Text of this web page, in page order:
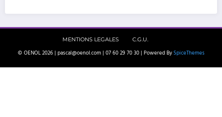
MENTIONS LEGALES C.G.U.
© OENOL 2026 | pascal@oenol.com | 07 60 29 70 30 | Powered By SpiceThemes